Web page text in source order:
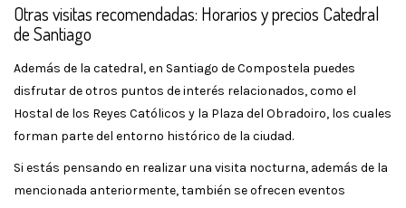
Otras visitas recomendadas: Horarios y precios Catedral
de Santiago
Además de la catedral, en Santiago de Compostela puedes
disfrutar de otros puntos de interés relacionados, como el
Hostal de los Reyes Católicos y la Plaza del Obradoiro, los cuales
forman parte del entorno histórico de la ciudad.
Si estás pensando en realizar una visita nocturna, además de la
mencionada anteriormente, también se ofrecen eventos